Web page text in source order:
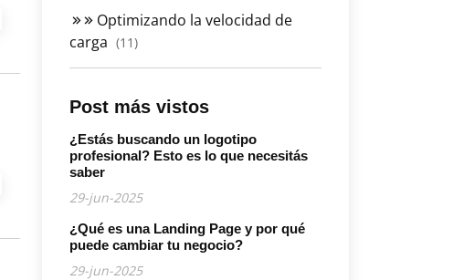
Optimizando la velocidad de
carga (11)
Post más vistos
¿Estás buscando un logotipo
profesional? Esto es lo que necesitás
saber
29-jun-2025
¿Qué es una Landing Page y por qué
puede cambiar tu negocio?
29-jun-2025